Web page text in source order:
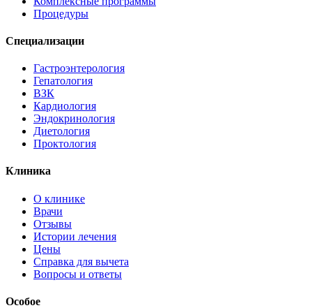
Процедуры
Специализации
Гастроэнтерология
Гепатология
ВЗК
Кардиология
Эндокринология
Диетология
Проктология
Клиника
О клинике
Врачи
Отзывы
Истории лечения
Цены
Справка для вычета
Вопросы и ответы
Особое